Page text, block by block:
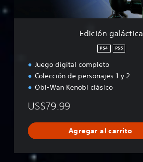
c
Edición galáctica
PS4 PS5
Juego digital completo
Colección de personajes 1 y 2
Obi-Wan Kenobi clásico
US$79.99
Agregar al carrito